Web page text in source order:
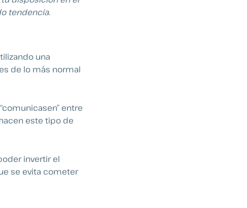
tendencia.
una
de lo más normal
entre
este tipo de
invertir el
se evita cometer